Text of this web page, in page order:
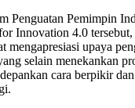
Penguatan Pemimpin
Innovation 4.0
mengapresiasi upaya
selain menekankan
cara berpikir